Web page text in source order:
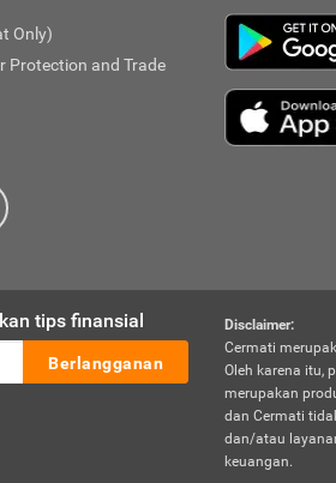
Only)
Protection and Trade
tips finansial
Berlangganan
Disclaimer:
Cermati
Oleh karena itu,
merupakan
dan Cermati
dan/atau
keuangan.